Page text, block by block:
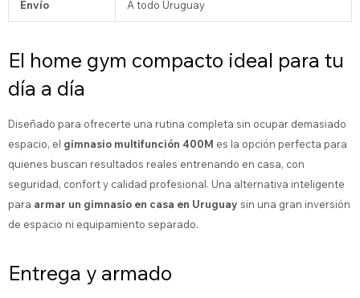
Envío A todo Uruguay
El home gym compacto ideal para tu
día a día
Diseñado para ofrecerte una rutina completa sin ocupar demasiado
espacio, el gimnasio multifunción 400M es la opción perfecta para
quienes buscan resultados reales entrenando en casa, con
seguridad, confort y calidad profesional. Una alternativa inteligente
para armar un gimnasio en casa en Uruguay sin una gran inversión
de espacio ni equipamiento separado.
Entrega y armado